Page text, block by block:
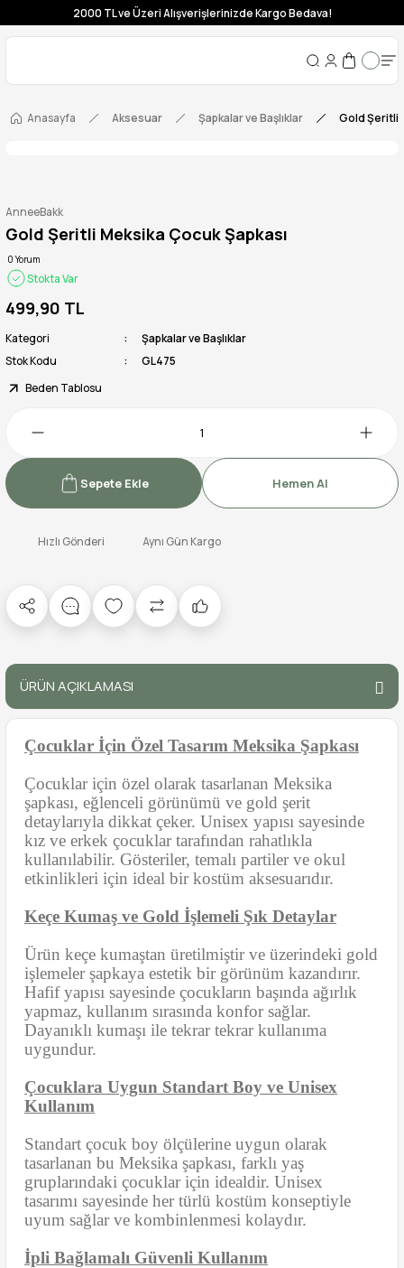
2000 TL ve Üzeri Alışverişlerinizde Kargo Bedava!
Anasayfa Aksesuar Şapkalar ve Başlıklar Gold Şeritli
AnneeBakk
Gold Şeritli Meksika Çocuk Şapkası
0 Yorum
Stokta Var
499,90 TL
Kategori
Şapkalar ve Başlıklar
Stok Kodu
GL475
Beden Tablosu
Sepete Ekle Hemen Al
Hızlı Gönderi Aynı Gün Kargo
ÜRÜN AÇIKLAMASI
Çocuklar İçin Özel Tasarım Meksika Şapkası
Çocuklar için özel olarak tasarlanan Meksika
şapkası, eğlenceli görünümü ve gold şerit
detaylarıyla dikkat çeker. Unisex yapısı sayesinde
kız ve erkek çocuklar tarafından rahatlıkla
kullanılabilir. Gösteriler, temalı partiler ve okul
etkinlikleri için ideal bir kostüm aksesuarıdır.
Keçe Kumaş ve Gold İşlemeli Şık Detaylar
Ürün keçe kumaştan üretilmiştir ve üzerindeki gold
işlemeler şapkaya estetik bir görünüm kazandırır.
Hafif yapısı sayesinde çocukların başında ağırlık
yapmaz, kullanım sırasında konfor sağlar.
Dayanıklı kumaşı ile tekrar tekrar kullanıma
uygundur.
Çocuklara Uygun Standart Boy ve Unisex
Kullanım
Standart çocuk boy ölçülerine uygun olarak
tasarlanan bu Meksika şapkası, farklı yaş
gruplarındaki çocuklar için idealdir. Unisex
tasarımı sayesinde her türlü kostüm konseptiyle
uyum sağlar ve kombinlenmesi kolaydır.
İpli Bağlamalı Güvenli Kullanım